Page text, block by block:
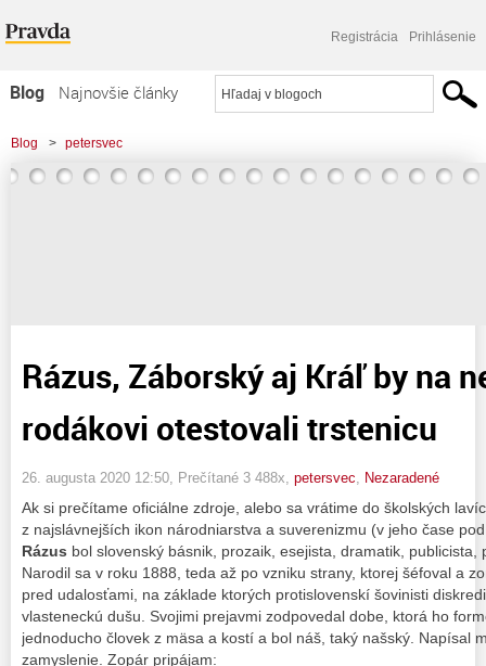
Registrácia Prihlásenie
Blog
Najnovšie články
Najčítanejšie články
Najkomentovanejšie články
Blog > petersvec
> Rázus, Záborský aj Kráľ by na nejednom rodákovi otestovali trstenicu
Rázus, Záborský aj Kráľ by na
rodákovi otestovali trstenicu
26. augusta 2020 12:50 , Prečítané 3 488x, petersvec Nezaradené
Ak si prečítame oficiálne zdroje, alebo sa vrátime do školských
z najslávnejších ikon národniarstva a suverenizmu (v jeho čase
Rázus bol slovenský básnik, prozaik, esejista, dramatik, publicista,
Narodil sa v roku 1888, teda až po vzniku strany, ktorej šéfoval a
pred udalosťami, na základe ktorých protislovenskí šovinisti
vlasteneckú dušu. Svojimi prejavmi zodpovedal dobe, ktorá ho
jednoducho človek z mäsa a kostí a bol náš, taký našský. Napísal
zamyslenie. Zopár pripájam: